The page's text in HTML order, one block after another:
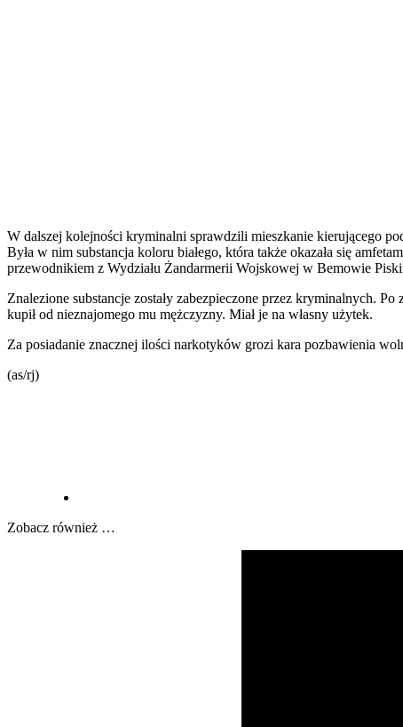
W dalszej kolejności kryminalni sprawdzili mieszkanie kierującego
Była w nim substancja koloru białego, która także okazała się
przewodnikiem z Wydziału Żandarmerii Wojskowej w Bemowie
Znalezione substancje zostały zabezpieczone przez kryminalnych.
kupił od nieznajomego mu mężczyzny. Miał je na własny użytek.
Za posiadanie znacznej ilości narkotyków grozi kara pozbawienia
(as/rj)
Zobacz również …